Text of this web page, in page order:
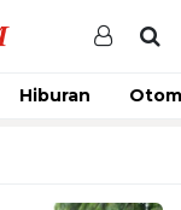
Hiburan